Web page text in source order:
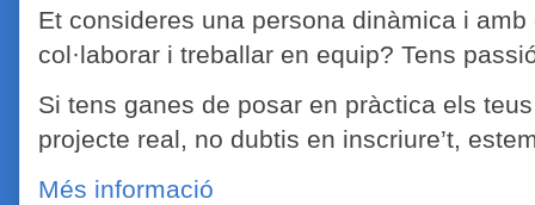
Et consideres una persona dinàmica i amb
col·laborar i treballar en equip? Tens
Si tens ganes de posar en pràctica els
projecte real, no dubtis en inscriure’t,
Més informació